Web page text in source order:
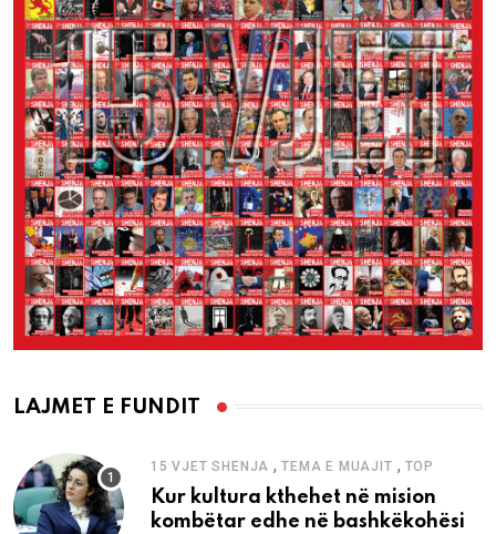
LAJMET E FUNDIT
15 VJET SHENJA ,TEMA E MUAJIT , TOP
Kur kultura kthehet në mision
kombëtar edhe në bashkëkohësi